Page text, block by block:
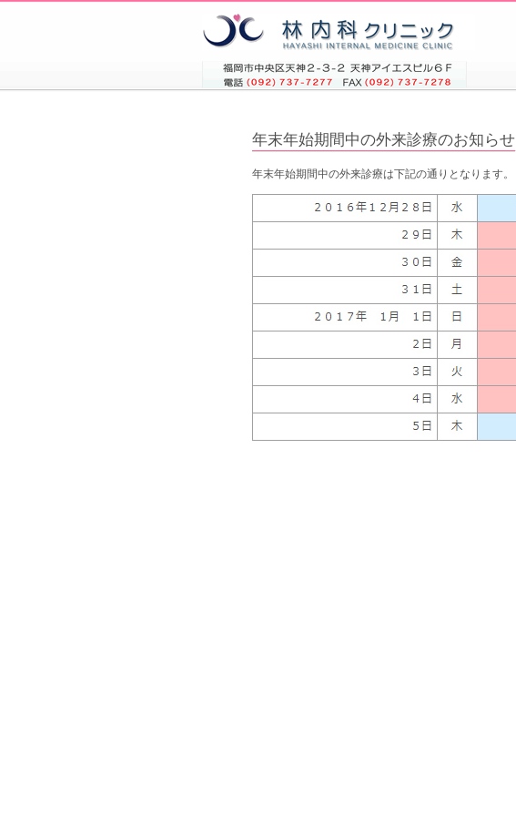
年末年始期間中の外来診療のお知らせ
年末年始期間中の外来診療は下記の通りとなります。